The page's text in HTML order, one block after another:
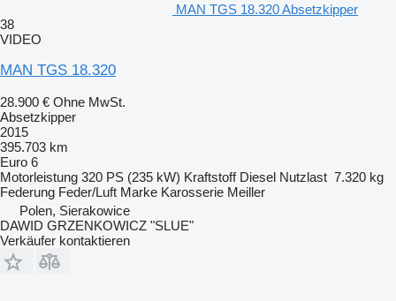
MAN TGS 18.320 Absetzkipper
38
VIDEO
MAN TGS 18.320
28.900 € Ohne MwSt.
Absetzkipper
2015
395.703 km
Euro 6
Motorleistung 320 PS (235 kW) Kraftstoff Diesel Nutzlast 7.320 kg
Federung Feder/Luft Marke Karosserie Meiller
Polen, Sierakowice
DAWID GRZENKOWICZ "SLUE"
Verkäufer kontaktieren